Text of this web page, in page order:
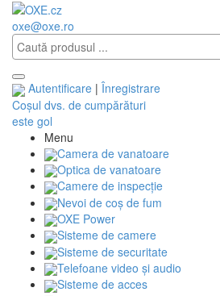
oxe@oxe.ro
Autentificare | Înregistrare
Coșul dvs. de cumpărături
este gol
Menu
Camera de vanatoare
Optica de vanatoare
Camere de inspecție
Nevoi de coș de fum
OXE Power
Sisteme de camere
Sisteme de securitate
Telefoane video și audio
Sisteme de acces